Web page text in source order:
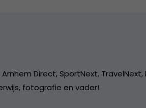
Direct, SportNext, TravelNext,
fotografie en vader!